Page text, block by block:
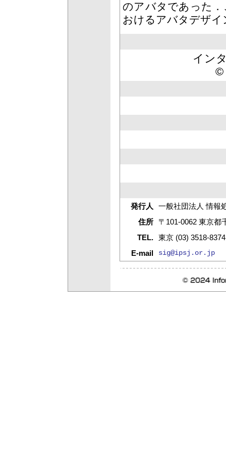
のアバタであった
おけるアバタデザ
イン
©
発行人
一般社団法人 情報
住所
〒101-0062 東京都
TEL. 東京 (03) 3518-
E-mail
sig@ipsj.or.jp